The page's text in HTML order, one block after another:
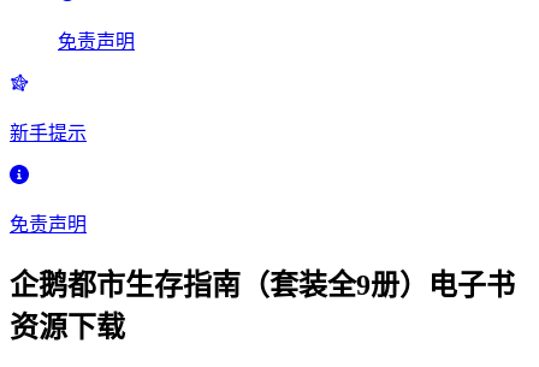
免责声明
新手提示
免责声明
企鹅都市生存指南（套装全9册）电子书
资源下载